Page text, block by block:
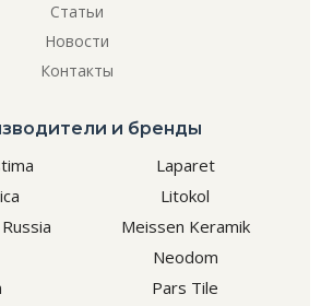
Статьи
Новости
Контакты
и бренды
Laparet
Litokol
Meissen Keramik
Neodom
Pars Tile